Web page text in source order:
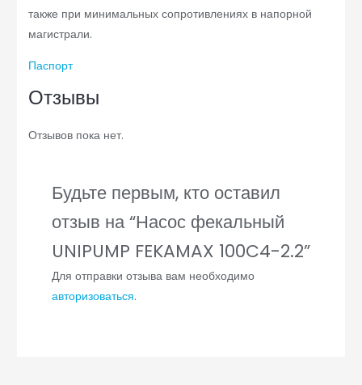
также при минимальных сопротивлениях в напорной
магистрали.
Паспорт
Отзывы
Отзывов пока нет.
Будьте первым, кто оставил
отзыв на “Насос фекальный
UNIPUMP FEKAMAX 100C4-2.2”
Для отправки отзыва вам необходимо
авторизоваться.